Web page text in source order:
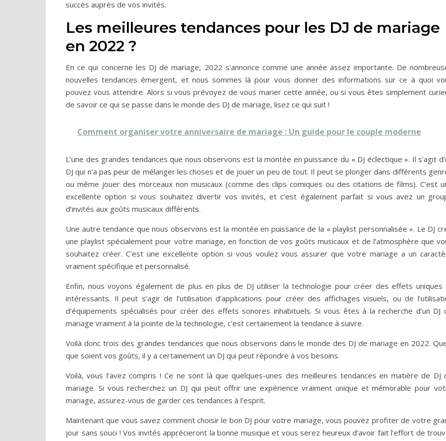
succès auprès de vos invités.
Les meilleures tendances pour les DJ de mariage
en 2022 ?
En ce qui concerne les DJ de mariage, 2022 s’annonce comme une année assez importante. De
nouvelles tendances émergent, et nous sommes là pour vous donner des informations sur ce à quoi
pouvez vous attendre. Alors si vous prévoyez de vous marier cette année, ou si vous êtes simplement
de savoir ce qui se passe dans le monde des DJ de mariage, lisez ce qui suit !
Comment organiser votre anniversaire de mariage : Un guide pour le couple moderne
L’une des grandes tendances que nous observons est la montée en puissance du « DJ éclectique ». Il s’agit
DJ qui n’a pas peur de mélanger les choses et de jouer un peu de tout. Il peut se plonger dans différents
ou même jouer des morceaux non musicaux (comme des clips comiques ou des citations de films). C’est
excellente option si vous souhaitez divertir vos invités, et c’est également parfait si vous avez un
d’invités aux goûts musicaux différents.
Une autre tendance que nous observons est la montée en puissance de la « playlist personnalisée ». Le DJ
une playlist spécialement pour votre mariage, en fonction de vos goûts musicaux et de l’atmosphère que
souhaitez créer. C’est une excellente option si vous voulez vous assurer que votre mariage a un
vraiment spécifique et personnalisé.
Enfin, nous voyons également de plus en plus de DJ utiliser la technologie pour créer des effets uniques
intéressants. Il peut s’agir de l’utilisation d’applications pour créer des affichages visuels, ou de
d’équipements spécialisés pour créer des effets sonores inhabituels. Si vous êtes à la recherche d’un DJ
mariage vraiment à la pointe de la technologie, c’est certainement la tendance à suivre.
Voilà donc trois des grandes tendances que nous observons dans le monde des DJ de mariage en 2022.
que soient vos goûts, il y a certainement un DJ qui peut répondre à vos besoins.
Voilà, vous l’avez compris ! Ce ne sont là que quelques-unes des meilleures tendances en matière de DJ
mariage. Si vous recherchez un DJ qui peut offrir une expérience vraiment unique et mémorable pour
mariage, assurez-vous de garder ces tendances à l’esprit.
Maintenant que vous savez comment choisir le bon DJ pour votre mariage, vous pouvez profiter de votre
jour sans souci ! Vos invités apprécieront la bonne musique et vous serez heureux d’avoir fait l’effort de